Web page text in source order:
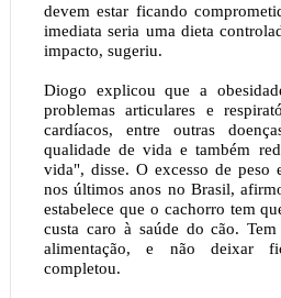
devem estar ficando
imediata seria uma dieta
impacto, sugeriu.
Diogo explicou que a
problemas articulares e
cardíacos, entre outras
qualidade de vida e também
vida", disse. O excesso de peso
nos últimos anos no Brasil,
estabelece que o cachorro tem
custa caro à saúde do cão.
alimentação, e não deixar
completou.